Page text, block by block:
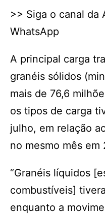
>> Siga o canal da
WhatsApp
A principal carga
granéis sólidos
mais de 76,6
os tipos de carga
julho, em relação
no mesmo mês em
“Granéis líquidos
combustíveis]
enquanto a